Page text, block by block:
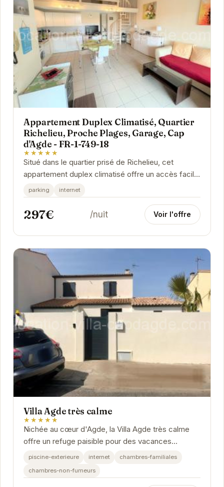
Appartement Duplex Climatisé, Quartier
Richelieu, Proche Plages, Garage, Cap
d'Agde - FR-1-749-18
★★★★★
Situé dans le quartier prisé de Richelieu, cet
appartement duplex climatisé offre un accès facile
aux plages et aux attractions d'Agde. Avec son...
parking internet
297€ /nuit Voir l'offre
Villa Agde très calme
★★★★★
Nichée au cœur d'Agde, la Villa Agde très calme
offre un refuge paisible pour des vacances
inoubliables. Son atmosphère sereine et ses...
piscine-exterieure internet
chambres-familiales
chambres-non-fumeurs